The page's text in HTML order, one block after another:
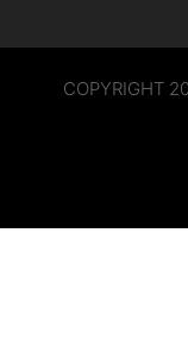
COPYRIGHT